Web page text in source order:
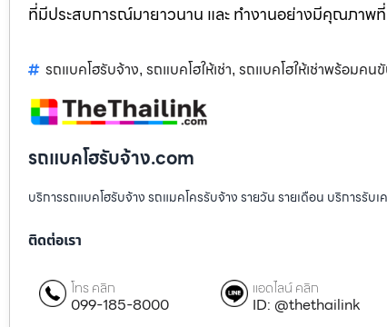
ที่มีประสบการณ์มายาวนาน และ ทำงานอย่างมีคุณภาพ
รถแบคโฮรับจ้าง, รถแบคโฮให้เช่า, รถแบคโฮให้เช่าพร้อมคน
รถแบคโฮรับจ้าง.com
บริการรถแบคโฮรับจ้าง รถแมคโครรับจ้าง รายวัน รายเดือน บริการรั
ติดต่อเรา
โทร คลิก
099-185-8000
แอดไลน์ คลิก
ID: @thethailink